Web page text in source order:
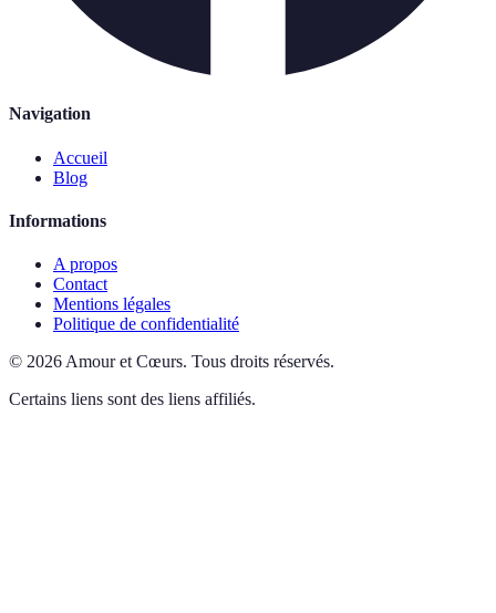
Navigation
Accueil
Blog
Informations
A propos
Contact
Mentions légales
Politique de confidentialité
© 2026 Amour et Cœurs. Tous droits réservés.
Certains liens sont des liens affiliés.